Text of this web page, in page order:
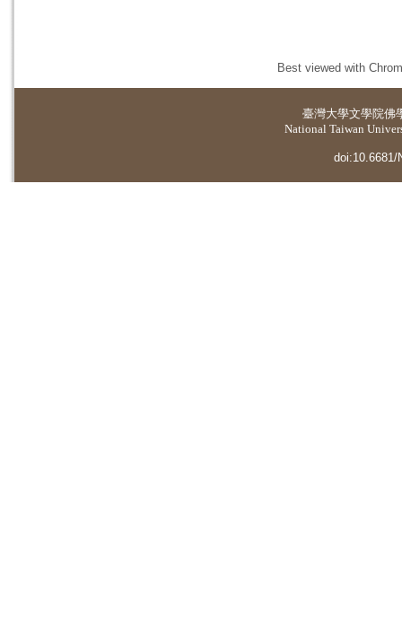
Best viewed with
臺灣大學文學院佛
National Taiwan
doi:10.6681/